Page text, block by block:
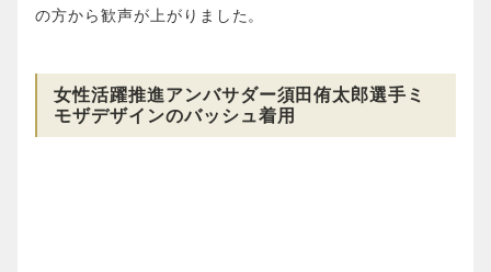
の方から歓声が上がりました。
女性活躍推進アンバサダー須田侑太郎選手ミ
モザデザインのバッシュ着用